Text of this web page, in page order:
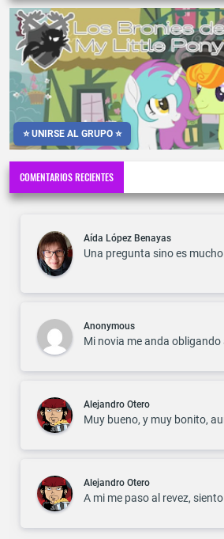
⭐ UNIRSE AL GRUPO ⭐
COMENTARIOS RECIENTES
Aída López Benayas
Una pregunta sino es
Anonymous
Mi novia me anda
Alejandro Otero
Muy bueno, y muy bonito,
Alejandro Otero
A mi me paso al revez,